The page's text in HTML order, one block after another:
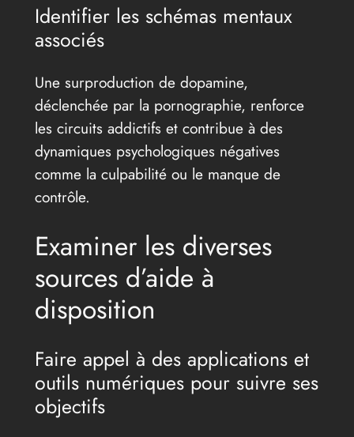
Identifier les schémas mentaux
associés
Une surproduction de dopamine,
déclenchée par la pornographie, renforce
les circuits addictifs et contribue à des
dynamiques psychologiques négatives
comme la culpabilité ou le manque de
contrôle.
Examiner les diverses
sources d’aide à
disposition
Faire appel à des applications et
outils numériques pour suivre ses
objectifs